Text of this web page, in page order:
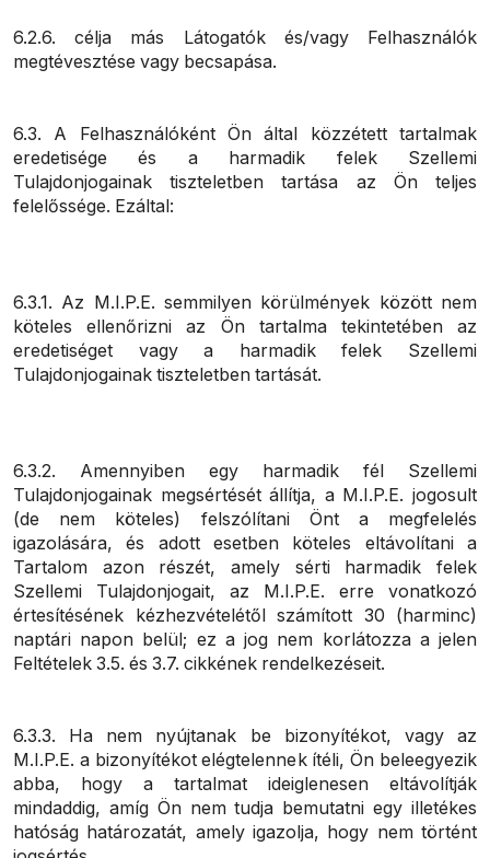
6.2.6. célja más Látogatók és/vagy Felhasználók
megtévesztése vagy becsapása.
6.3. A Felhasználóként Ön által közzétett tartalmak
eredetisége és a harmadik felek Szellemi
Tulajdonjogainak tiszteletben tartása az Ön teljes
felelőssége. Ezáltal:
6.3.1. Az M.I.P.E. semmilyen körülmények között nem
köteles ellenőrizni az Ön tartalma tekintetében az
eredetiséget vagy a harmadik felek Szellemi
Tulajdonjogainak tiszteletben tartását.
6.3.2. Amennyiben egy harmadik fél Szellemi
Tulajdonjogainak megsértését állítja, a M.I.P.E. jogosult
(de nem köteles) felszólítani Önt a megfelelés
igazolására, és adott esetben köteles eltávolítani a
Tartalom azon részét, amely sérti harmadik felek
Szellemi Tulajdonjogait, az M.I.P.E. erre vonatkozó
értesítésének kézhezvételétől számított 30 (harminc)
naptári napon belül; ez a jog nem korlátozza a jelen
Feltételek 3.5. és 3.7. cikkének rendelkezéseit.
6.3.3. Ha nem nyújtanak be bizonyítékot, vagy az
M.I.P.E. a bizonyítékot elégtelennek ítéli, Ön beleegyezik
abba, hogy a tartalmat ideiglenesen eltávolítják
mindaddig, amíg Ön nem tudja bemutatni egy illetékes
hatóság határozatát, amely igazolja, hogy nem történt